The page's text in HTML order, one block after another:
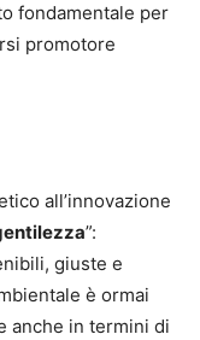
fondamentale per
promotore
all’innovazione
”:
giuste e
è ormai
anche in termini di